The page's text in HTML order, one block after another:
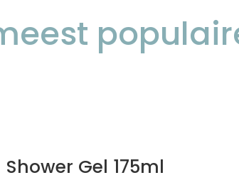
Shower Gel 175ml